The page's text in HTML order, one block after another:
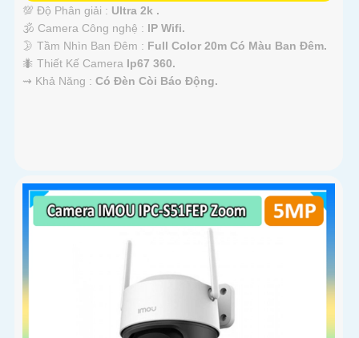
💯 Độ Phân giải : Ultra 2k .
🕉️ Camera Công nghệ : IP Wifi.
🌛 Tầm Nhìn Ban Đêm : Full Color 20m Có Màu Ban Đêm.
🐜 Thiết Kế Camera Ip67 360.
️⇝ Khả Năng : Có Đèn Còi Báo Động.